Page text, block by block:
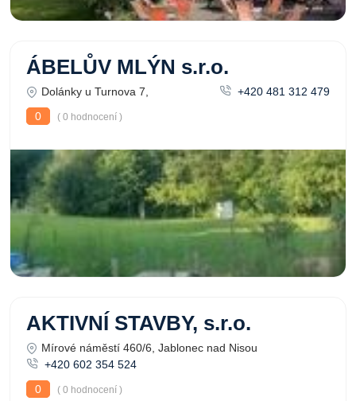
ÁBELŮV MLÝN s.r.o.
Dolánky u Turnova 7,
+420 481 312 479
0
( 0 hodnocení )
AKTIVNÍ STAVBY, s.r.o.
Mírové náměstí 460/6, Jablonec nad Nisou
+420 602 354 524
0
( 0 hodnocení )